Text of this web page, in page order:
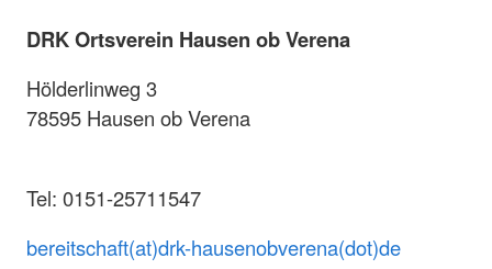
DRK Ortsverein Hausen ob Verena
Hölderlinweg 3
78595 Hausen ob Verena
Tel: 0151-25711547
bereitschaft(at)drk-hausenobverena(dot)de